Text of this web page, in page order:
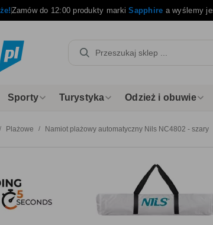
Zamów do 12:00 produkty markiSapphire a wyślemy
Sporty Turystyka Odzież i obuwie
Plażowe Namiot plażowy automatyczny Nils NC4802 - szary